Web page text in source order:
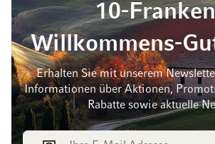
10-
Willkommens-
Erhalten Sie mit unserem
Informationen über Aktionen,
Rabatte sowie aktuelle
E-Mail Adresse